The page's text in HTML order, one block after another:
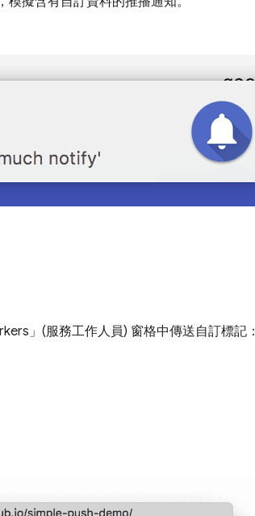
」(服務工作人員) 窗格中傳送自訂標記：